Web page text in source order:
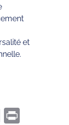
et
Email